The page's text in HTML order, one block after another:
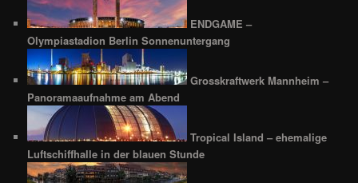
ENDGAME –
Olympiastadion Berlin Sonnenuntergang
Grosskraftwerk Mannheim –
Panoramaaufnahme am Abend
Tropical Island – ehemalige
Luftschiffhalle in der blauen Stunde